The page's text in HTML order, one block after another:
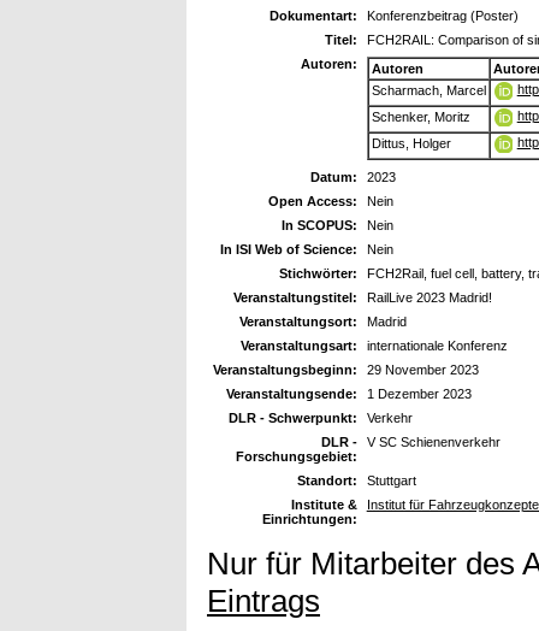
Dokumentart:
Konferenzbeitrag (Poster)
Titel:
FCH2RAIL: Comparison of
Autoren:
Autoren
Scharmach, Marcel
Schenker, Moritz
Dittus, Holger
Datum:
2023
Open Access:
Nein
In SCOPUS:
Nein
In ISI Web of Science:
Nein
Stichwörter:
FCH2Rail, fuel cell, battery,
Veranstaltungstitel:
RailLive 2023 Madrid!
Veranstaltungsort:
Madrid
Veranstaltungsart:
internationale Konferenz
Veranstaltungsbeginn:
29 November 2023
Veranstaltungsende:
1 Dezember 2023
DLR - Schwerpunkt:
Verkehr
DLR -
Forschungsgebiet:
V SC Schienenverkehr
Standort:
Stuttgart
Institute &
Einrichtungen:
Institut für
Nur für Mitarbeiter des
Eintrags